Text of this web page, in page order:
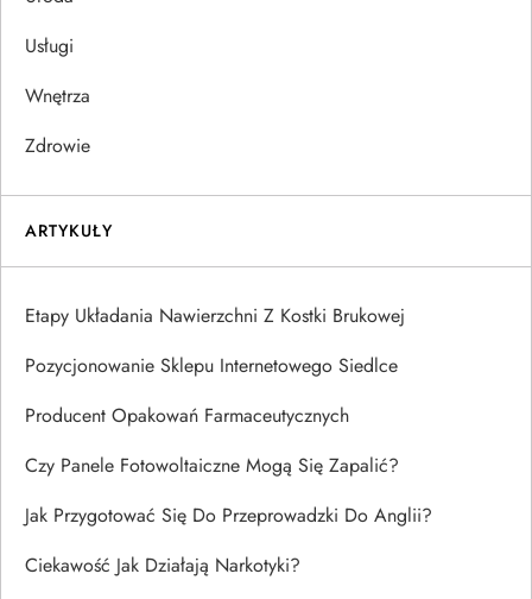
Usługi
Wnętrza
Zdrowie
ARTYKUŁY
Etapy Układania Nawierzchni Z Kostki Brukowej
Pozycjonowanie Sklepu Internetowego Siedlce
Producent Opakowań Farmaceutycznych
Czy Panele Fotowoltaiczne Mogą Się Zapalić?
Jak Przygotować Się Do Przeprowadzki Do Anglii?
Ciekawość Jak Działają Narkotyki?